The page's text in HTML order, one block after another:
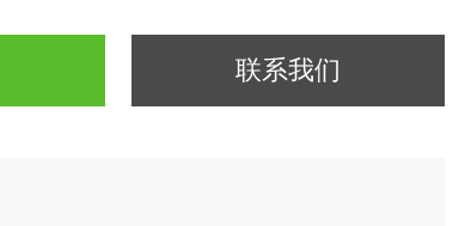
联系我们